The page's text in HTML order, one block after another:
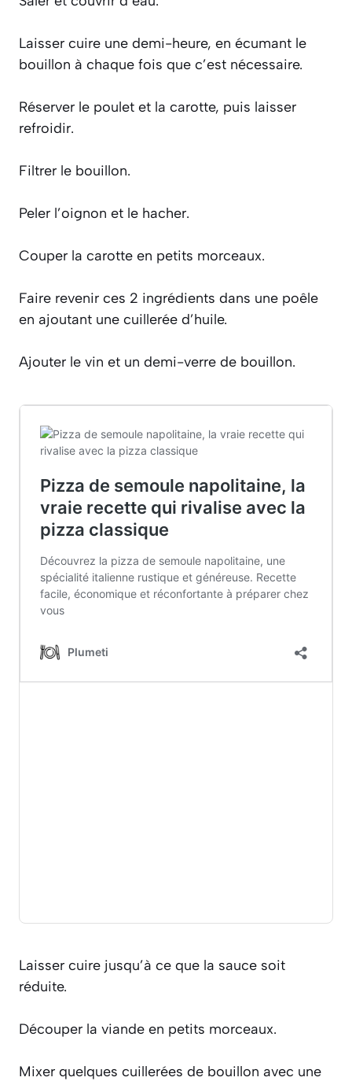
Laisser cuire une demi-heure, en écumant le
bouillon à chaque fois que c’est nécessaire.
Réserver le poulet et la carotte, puis laisser
refroidir.
Filtrer le bouillon.
Peler l’oignon et le hacher.
Couper la carotte en petits morceaux.
Faire revenir ces 2 ingrédients dans une poêle
en ajoutant une cuillerée d’huile.
Ajouter le vin et un demi-verre de bouillon.
Laisser cuire jusqu’à ce que la sauce soit
réduite.
Découper la viande en petits morceaux.
Mixer quelques cuillerées de bouillon avec une